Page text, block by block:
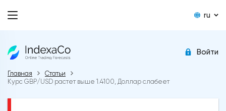
ru
Войти
Главная
Статьи
Курс GBP/USD растет выше 1.4100, Доллар cлабеет